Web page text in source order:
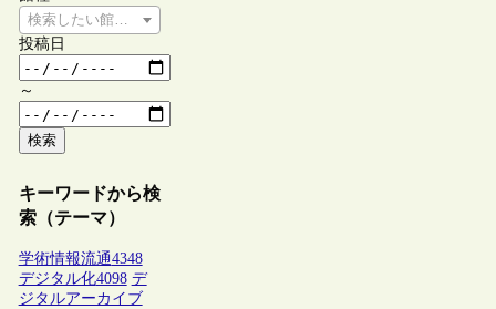
検索したい館種を選択してください
投稿日
～
検索
キーワードから検
索（テーマ）
学術情報流通4348
デジタル化4098 デ
ジタルアーカイブ